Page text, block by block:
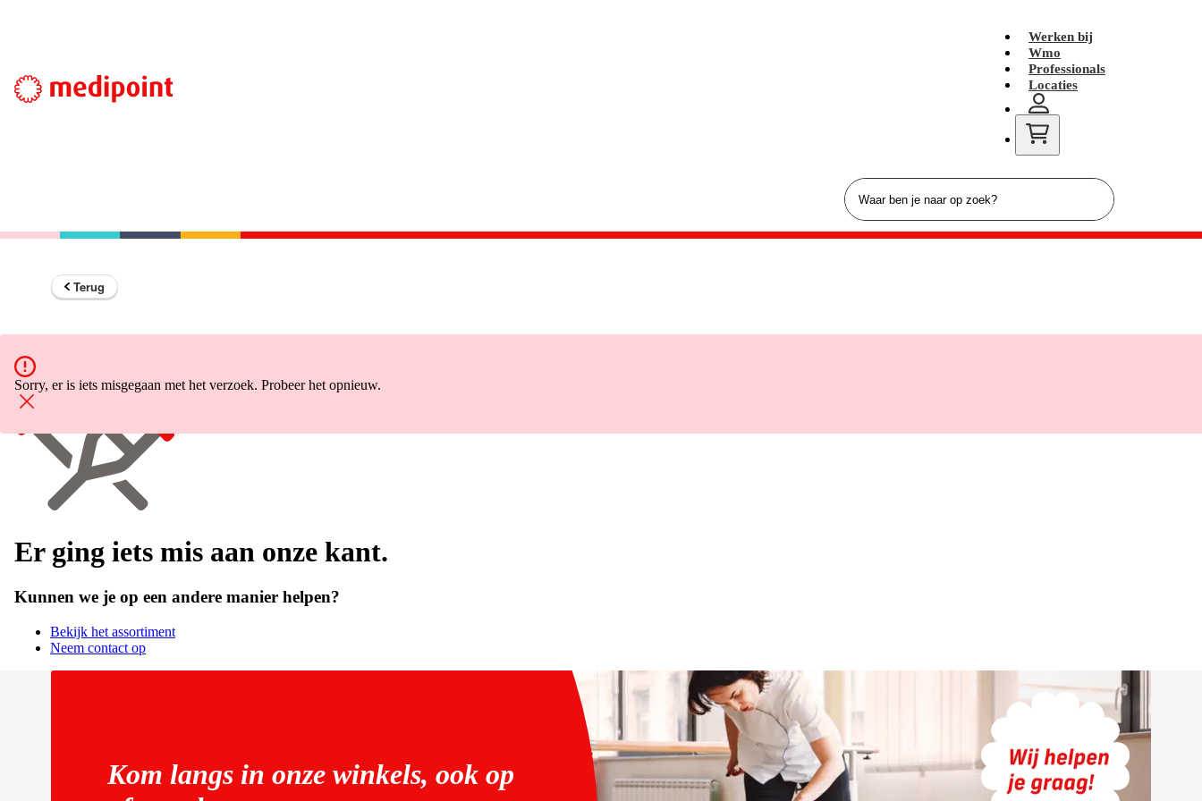
Werken bij
Wmo
Professionals
Locaties
Terug
Sorry, er is iets misgegaan met het verzoek. Probeer het opnieuw.
Er ging iets mis aan onze kant.
Kunnen we je op een andere manier helpen?
Bekijk het assortiment
Neem contact op
Kom langs in onze winkels, ook op